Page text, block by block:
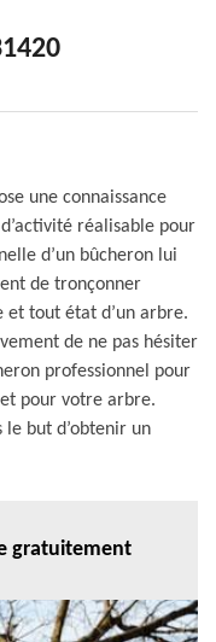
une connaissance
réalisable pour
d’un bûcheron lui
de tronçonner
tout état d’un arbre.
de ne pas hésiter
professionnel pour
pour votre arbre.
le but d’obtenir un
gratuitement